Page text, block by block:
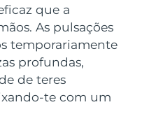
que a
As pulsações
temporariamente
profundas,
de teres
te com um
Entrega prevista
Entrega prevista8/9/26
Entrega prevista